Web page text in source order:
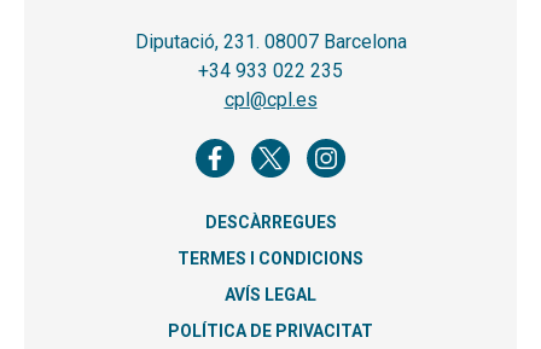
Diputació, 231. 08007 Barcelona
+34 933 022 235
cpl@cpl.es
DESCÀRREGUES
TERMES I CONDICIONS
AVÍS LEGAL
POLÍTICA DE PRIVACITAT